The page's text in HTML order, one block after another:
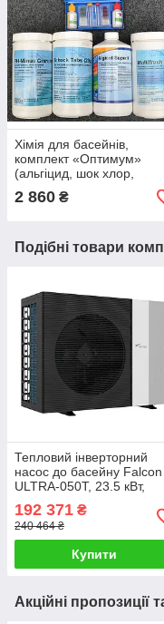
Хімія для басейнів,
комплект «Оптимум»
(альгіцид, шок хлор,
мульти таб, pH мінус,
тестер)
2 860 ₴
Подібні товари
Тепловий інверторний
насос до басейну Falcon
ULTRA-050T, 23.5 кВт,
тепло-холод
192 371 ₴
240 464 ₴
Купити
Акційні пропозиції